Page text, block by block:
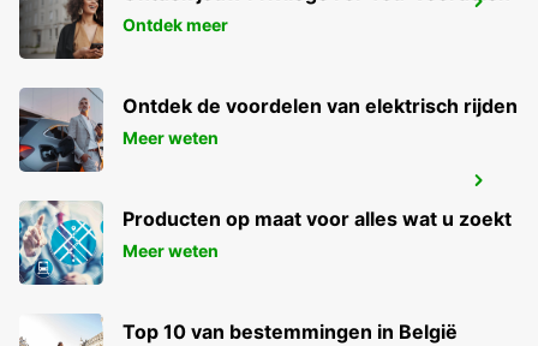
BEZIERS OPEN 2 12 25
BEZIERS - FRANCE
AVIGNON - FRANCE
Ontdek meer
Ontdek de voordelen van elektrisch rijden
Meer weten
Producten op maat voor alles wat u zoekt
Meer weten
Top 10 van bestemmingen in België